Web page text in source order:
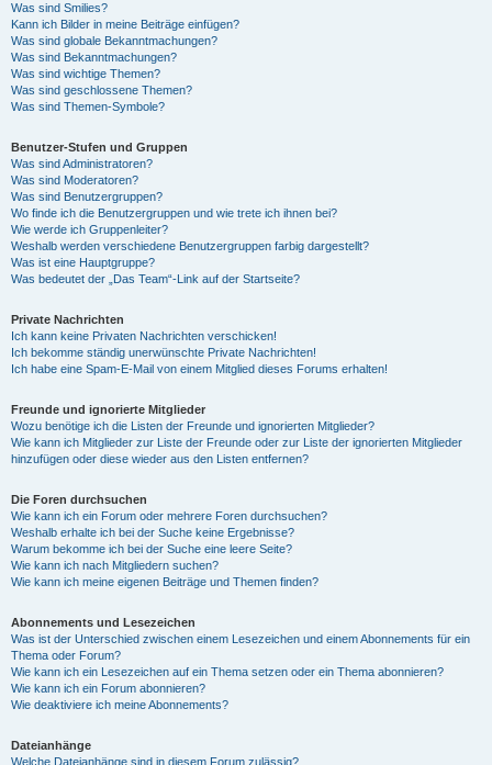
Was sind Smilies?
Kann ich Bilder in meine Beiträge einfügen?
Was sind globale Bekanntmachungen?
Was sind Bekanntmachungen?
Was sind wichtige Themen?
Was sind geschlossene Themen?
Was sind Themen-Symbole?
Benutzer-Stufen und Gruppen
Was sind Administratoren?
Was sind Moderatoren?
Was sind Benutzergruppen?
Wo finde ich die Benutzergruppen und wie trete ich ihnen bei?
Wie werde ich Gruppenleiter?
Weshalb werden verschiedene Benutzergruppen farbig dargestellt?
Was ist eine Hauptgruppe?
Was bedeutet der „Das Team“-Link auf der Startseite?
Private Nachrichten
Ich kann keine Privaten Nachrichten verschicken!
Ich bekomme ständig unerwünschte Private Nachrichten!
Ich habe eine Spam-E-Mail von einem Mitglied dieses Forums erhalten!
Freunde und ignorierte Mitglieder
Wozu benötige ich die Listen der Freunde und ignorierten Mitglieder?
Wie kann ich Mitglieder zur Liste der Freunde oder zur Liste der ignorierten Mitglieder
hinzufügen oder diese wieder aus den Listen entfernen?
Die Foren durchsuchen
Wie kann ich ein Forum oder mehrere Foren durchsuchen?
Weshalb erhalte ich bei der Suche keine Ergebnisse?
Warum bekomme ich bei der Suche eine leere Seite?
Wie kann ich nach Mitgliedern suchen?
Wie kann ich meine eigenen Beiträge und Themen finden?
Abonnements und Lesezeichen
Was ist der Unterschied zwischen einem Lesezeichen und einem Abonnements für ein
Thema oder Forum?
Wie kann ich ein Lesezeichen auf ein Thema setzen oder ein Thema abonnieren?
Wie kann ich ein Forum abonnieren?
Wie deaktiviere ich meine Abonnements?
Dateianhänge
Welche Dateianhänge sind in diesem Forum zulässig?